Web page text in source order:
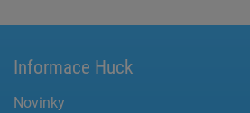
Informace Huck
Novinky